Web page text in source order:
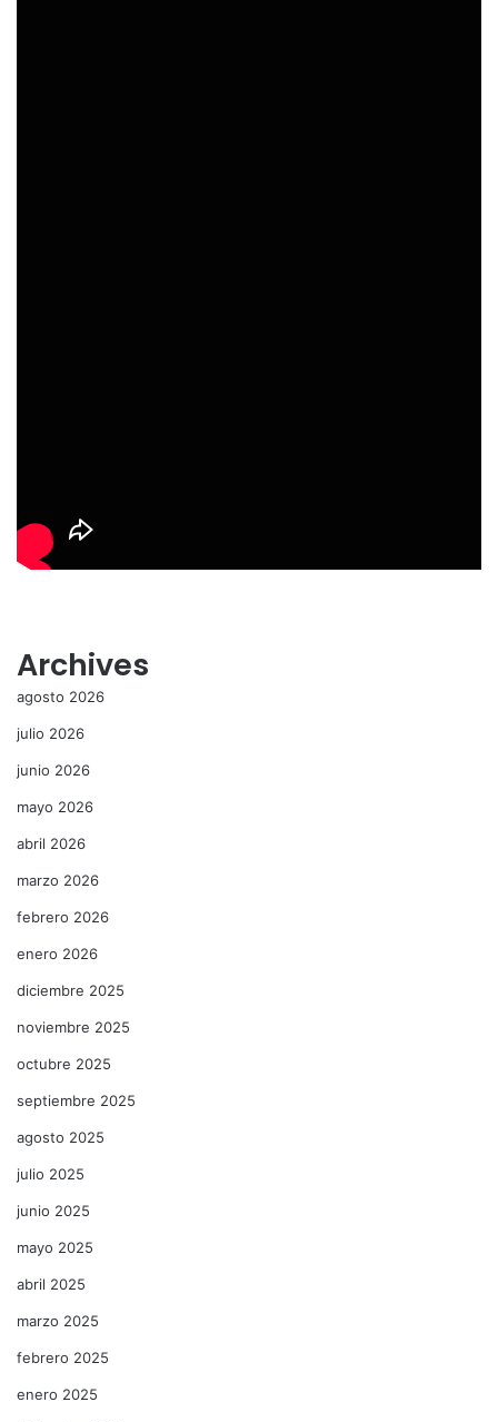
Archives
agosto 2026
julio 2026
junio 2026
mayo 2026
abril 2026
marzo 2026
febrero 2026
enero 2026
diciembre 2025
noviembre 2025
octubre 2025
septiembre 2025
agosto 2025
julio 2025
junio 2025
mayo 2025
abril 2025
marzo 2025
febrero 2025
enero 2025